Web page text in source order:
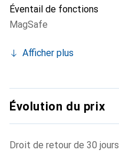
Éventail de fonctions
MagSafe
Afficher plus
Évolution du prix
Droit de retour de 30 jours